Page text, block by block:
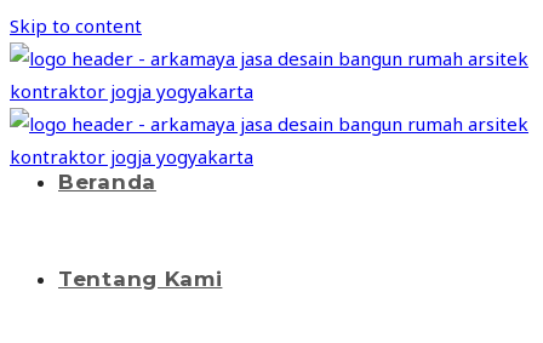
Skip to content
Beranda
Tentang Kami